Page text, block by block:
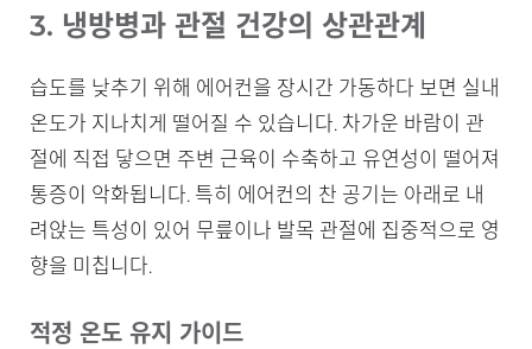
3. 냉방병과 관절 건강의 상관관계
습도를 낮추기 위해 에어컨을 장시간 가동하다 보면 실내
온도가 지나치게 떨어질 수 있습니다. 차가운 바람이 관
절에 직접 닿으면 주변 근육이 수축하고 유연성이 떨어져
통증이 악화됩니다. 특히 에어컨의 찬 공기는 아래로 내
려앉는 특성이 있어 무릎이나 발목 관절에 집중적으로 영
향을 미칩니다.
적정 온도 유지 가이드